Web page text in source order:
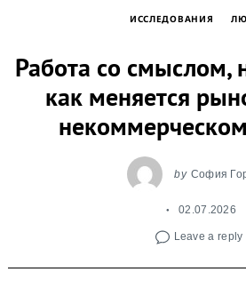
ИССЛЕДОВАНИЯ
Работа со смыслом,
как меняется
by София
02.07.2026
Leave a reply